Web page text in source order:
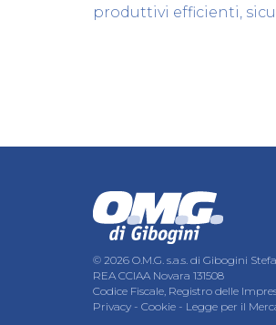
produttivi efficienti,
© 2026 O.M.G. s.a.s. di Gibogini
REA CCIAA Novara 131508
Codice Fiscale, Registro delle
Privacy - Cookie - Legge per il